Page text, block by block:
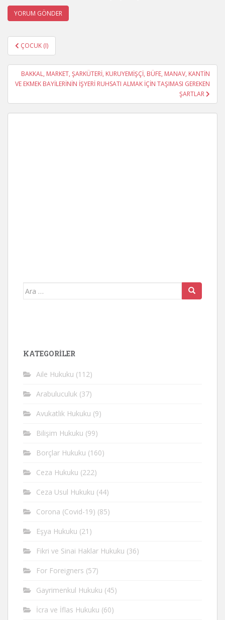
Yazı
gezinmesi
ÇOCUK (I)
BAKKAL, MARKET, ŞARKÜTERİ, KURUYEMİŞÇİ, BÜFE, MANAV, KANTİN
VE EKMEK BAYİLERİNİN İŞYERİ RUHSATI ALMAK İÇİN TAŞIMASI GEREKEN
ŞARTLAR
Arama
KATEGORİLER
Aile Hukuku (112)
Arabuluculuk (37)
Avukatlık Hukuku (9)
Bilişim Hukuku (99)
Borçlar Hukuku (160)
Ceza Hukuku (222)
Ceza Usul Hukuku (44)
Corona (Covid-19) (85)
Eşya Hukuku (21)
Fikri ve Sinai Haklar Hukuku (36)
For Foreigners (57)
Gayrimenkul Hukuku (45)
İcra ve İflas Hukuku (60)